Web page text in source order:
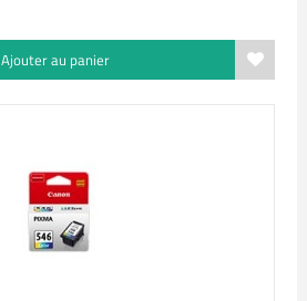
Ajouter au panier